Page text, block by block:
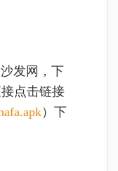
发网，下
点击链接
）下